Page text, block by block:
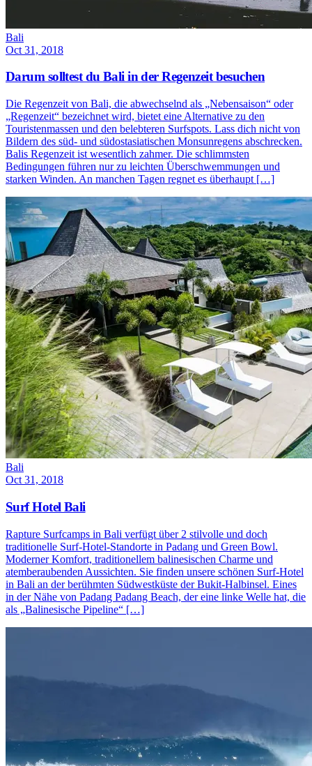
Bali
Oct 31, 2018
Darum solltest du Bali in der Regenzeit besuchen
Die Regenzeit von Bali, die abwechselnd als „Nebensaison“ oder
„Regenzeit“ bezeichnet wird, bietet eine Alternative zu den
Touristenmassen und den belebteren Surfspots. Lass dich nicht von
Bildern des süd- und südostasiatischen Monsunregens abschrecken.
Balis Regenzeit ist wesentlich zahmer. Die schlimmsten
Bedingungen führen nur zu leichten Überschwemmungen und
starken Winden. An manchen Tagen regnet es überhaupt […]
Bali
Oct 31, 2018
Surf Hotel Bali
Rapture Surfcamps in Bali verfügt über 2 stilvolle und doch
traditionelle Surf-Hotel-Standorte in Padang und Green Bowl.
Moderner Komfort, traditionellem balinesischen Charme und
atemberaubenden Aussichten. Sie finden unsere schönen Surf-Hotel
in Bali an der berühmten Südwestküste der Bukit-Halbinsel. Eines
in der Nähe von Padang Padang Beach, der eine linke Welle hat, die
als „Balinesische Pipeline“ […]